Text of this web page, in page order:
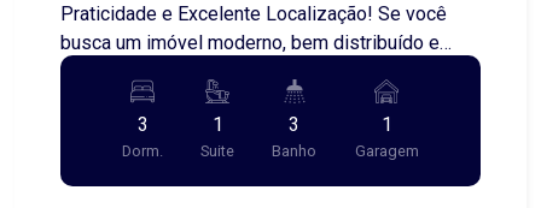
Praticidade e Excelente Localização! Se você
busca um imóvel moderno, bem distribuído e
próximo a tudo que o dia a dia exige, este
sobrado é a escolha ideal. Com 144,21 metros
quadrados, ele oferece ambientes amplos,
planejados para proporcionar conforto,
funcionalidade e bem-estar. No pavimento térreo,
3
Dorm.
1
Suite
3
Banho
1
Garagem